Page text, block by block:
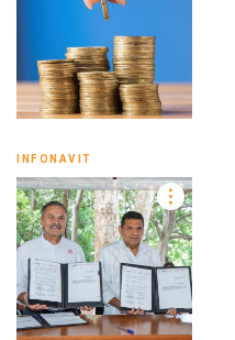
INFONAVIT